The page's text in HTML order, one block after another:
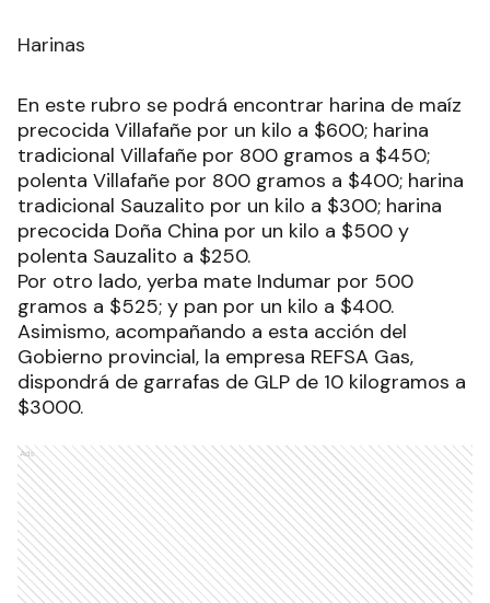
Harinas
En este rubro se podrá encontrar harina de maíz
precocida Villafañe por un kilo a $600; harina
tradicional Villafañe por 800 gramos a $450;
polenta Villafañe por 800 gramos a $400; harina
tradicional Sauzalito por un kilo a $300; harina
precocida Doña China por un kilo a $500 y
polenta Sauzalito a $250.
Por otro lado, yerba mate Indumar por 500
gramos a $525; y pan por un kilo a $400.
Asimismo, acompañando a esta acción del
Gobierno provincial, la empresa REFSA Gas,
dispondrá de garrafas de GLP de 10 kilogramos a
$3000.
Ads